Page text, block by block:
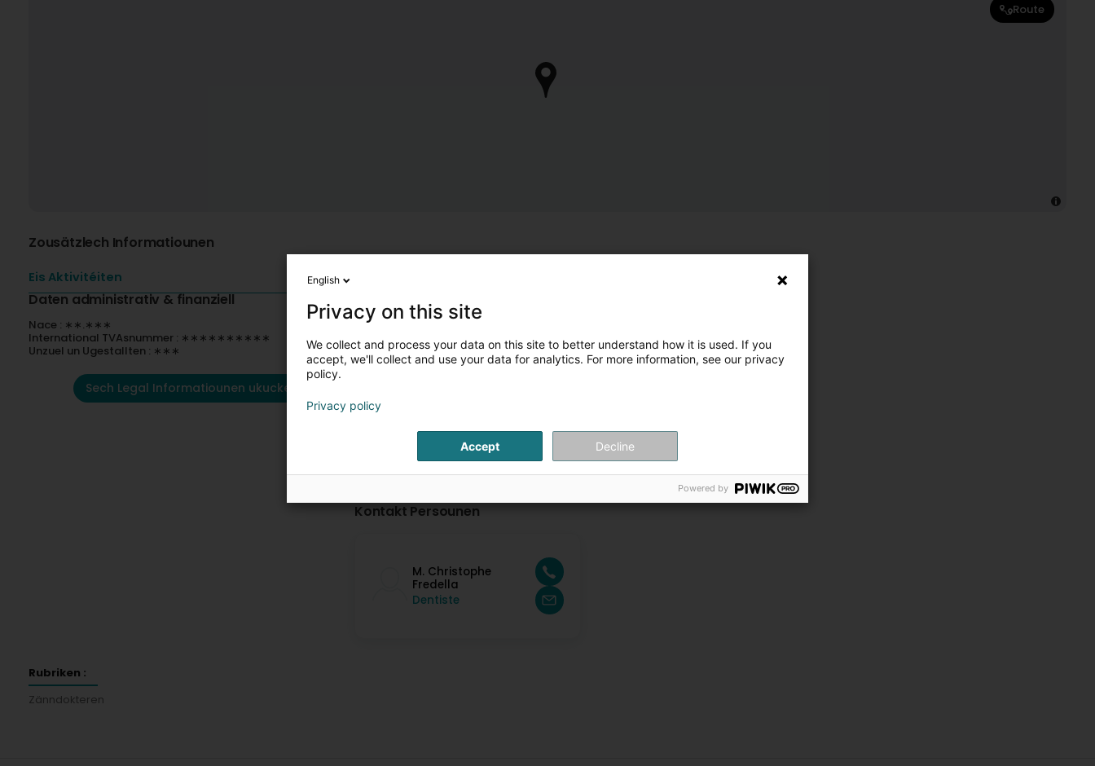
Route
Zousätzlech Informatiounen
Eis Aktivitéiten
Daten administrativ & finanziell
Nace : ∗∗.∗∗∗
International TVAsnummer : ∗∗∗∗∗∗∗∗∗∗
Unzuel un Ugestallten : ∗∗∗
Sech Legal Informatiounen ukucken
Kontakt Persounen
M. Christophe
Fredella
Dentiste
Rubriken :
Zänndokteren
English
Privacy on this site
We collect and process your data on this site to better understand how it is used. If you
accept, we'll collect and use your data for analytics. For more information, see our privacy
policy.
Privacy policy
Accept Decline
Powered by